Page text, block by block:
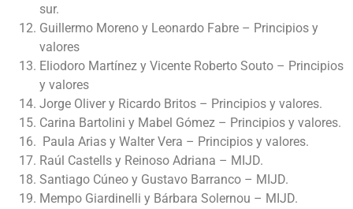
sur.
Guillermo Moreno y Leonardo Fabre – Principios y
valores
Eliodoro Martínez y Vicente Roberto Souto – Principios
y valores
Jorge Oliver y Ricardo Britos – Principios y valores.
Carina Bartolini y Mabel Gómez – Principios y valores.
Paula Arias y Walter Vera – Principios y valores.
Raúl Castells y Reinoso Adriana – MIJD.
Santiago Cúneo y Gustavo Barranco – MIJD.
Mempo Giardinelli y Bárbara Solernou – MIJD.